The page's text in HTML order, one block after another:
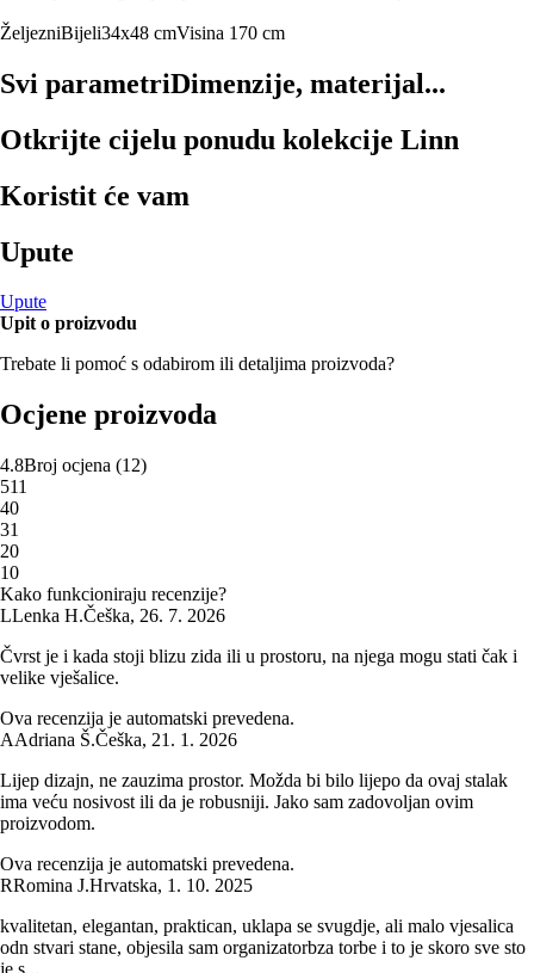
ŽeljezniBijeli34x48 cmVisina 170 cm
Svi parametriDimenzije, materijal...
Otkrijte cijelu ponudu kolekcije Linn
Koristit će vam
Upute
Upute
Upit o proizvodu
Trebate li pomoć s odabirom ili detaljima proizvoda?
Ocjene proizvoda
4.8Broj ocjena (12)
511
40
31
20
10
Kako funkcioniraju recenzije?
LLenka H.Češka, 26. 7. 2026
Čvrst je i kada stoji blizu zida ili u prostoru, na njega mogu stati čak i
velike vješalice.
Ova recenzija je automatski prevedena.
AAdriana Š.Češka, 21. 1. 2026
Lijep dizajn, ne zauzima prostor. Možda bi bilo lijepo da ovaj stalak
ima veću nosivost ili da je robusniji. Jako sam zadovoljan ovim
proizvodom.
Ova recenzija je automatski prevedena.
RRomina J.Hrvatska, 1. 10. 2025
kvalitetan, elegantan, praktican, uklapa se svugdje, ali malo vjesalica
odn stvari stane, objesila sam organizatorbza torbe i to je skoro sve sto